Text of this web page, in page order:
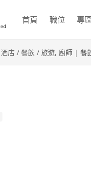
首頁 職位 專
酒店 / 餐飲 / 旅遊, 廚師 | 餐